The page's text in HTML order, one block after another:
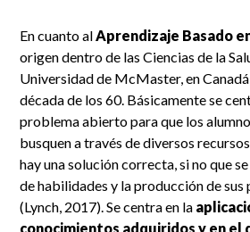
En cuanto al Aprendizaje Basado
origen dentro de las Ciencias de la
Universidad de McMaster, en
década de los 60. Básicamente se
problema abierto para que los
busquen a través de diversos
hay una solución correcta, si no que
de habilidades y la producción de sus
(Lynch, 2017). Se centra en la
conocimientos adquiridos y en el